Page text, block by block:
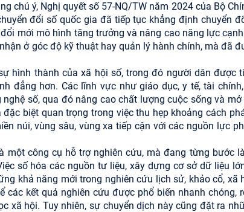
chú ý, Nghị quyết số 57-NQ/TW năm 2024 của Bộ
đổi số quốc gia đã tiếp tục khẳng định chuyển
mới mô hình tăng trưởng và nâng cao năng lực
ở góc độ kỹ thuật hay quản lý hành chính, mà đã
hình thành của xã hội số, trong đó người dân được
đẳng hơn. Các lĩnh vực như giáo dục, y tế, tài
số, qua đó nâng cao chất lượng cuộc sống và mở
biệt quan trọng trong việc thu hẹp khoảng cách
núi, vùng sâu, vùng xa tiếp cận với các nguồn lực
một công cụ hỗ trợ nghiên cứu, mà đang từng bước
số hóa các nguồn tư liệu, xây dựng cơ sở dữ liệu
khả năng mới trong nghiên cứu lịch sử, khảo cổ, xã
kết quả nghiên cứu được phổ biến nhanh chóng,
xã hội. Tuy nhiên, sự chuyển dịch này cũng đặt ra